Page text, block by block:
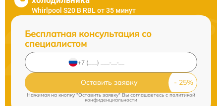
Whirlpool S20 B RBL от 35 минут
Бесплатная консультация со
специалистом
Оставить заявку
Нажимая на кнопку "Оставить заявку" Вы соглашаетесь c политикой
конфиденциальности